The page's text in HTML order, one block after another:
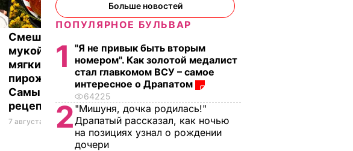
Смешайте это с
мукой – и целая гора
мягких, словно пух,
пирожков готова.
Самый лучший
рецепт
7 августа, 18.16БУЛЬВАР
ваш салат из свеклы
будет невероятным
7 августа, 17.29 БУЛЬВАР
Больше новостей
ПОПУЛЯРНОЕ БУЛЬВАР
1
"Я не привык быть вторым
номером". Как золотой медалист
стал главкомом ВСУ – самое
интересное о Драпатом
64225
2 "Мишуня, дочка родилась!"
Драпатый рассказал, как ночью
на позициях узнал о рождении
дочери